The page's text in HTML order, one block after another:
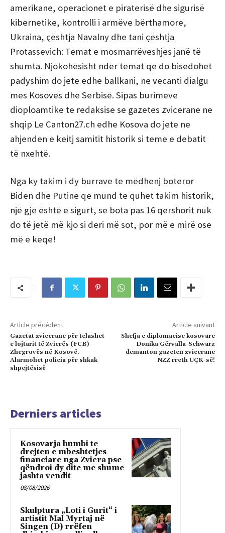
amerikane, operacionet e piraterisë dhe sigurisë
kibernetike, kontrolli i armëve bërthamore,
Ukraina, çështja Navalny dhe tani çështja
Protassevich: Temat e mosmarrëveshjes janë të
shumta. Njokohesisht nder temat qe do bisedohet
padyshim do jete edhe ballkani, ne vecanti dialgu
mes Kosoves dhe Serbisë. Sipas burimeve
dioploamtike te redaksise se gazetes zvicerane ne
shqip Le Canton27.ch edhe Kosova do jete ne
ahjenden e keitj samitit historik si teme e debatit
të nxehtë.
Nga ky takim i dy burrave te mëdhenj boteror
Biden dhe Putine qe mund te quhet takim historik,
një gjë është e sigurt, se bota pas 16 qershorit nuk
do të jetë më kjo si deri më sot, por më e mirë ose
më e keqe!
Article précédent
Gazetat zvicerane për telashet
e lojtarit të Zvicrës (FCB)
Zhegrovës në Kosovë.
Alarmohet policia për shkak
shpejtësisë
Article suivant
Shefja e diplomacise kosovare
Donika Gërvalla-Schwarz
demanton gazeten zvicerane
NZZ rreth UÇK-së!
Derniers articles
Kosovarja humbi te
drejten e mbeshtetjes
financiare nga Zvicra pse
qëndroi dy dite me shume
jashta vendit
08/08/2026
Skulptura „Loti i Gurit“ i
artistit Mal Myrtaj në
Singen (D) rrëfen